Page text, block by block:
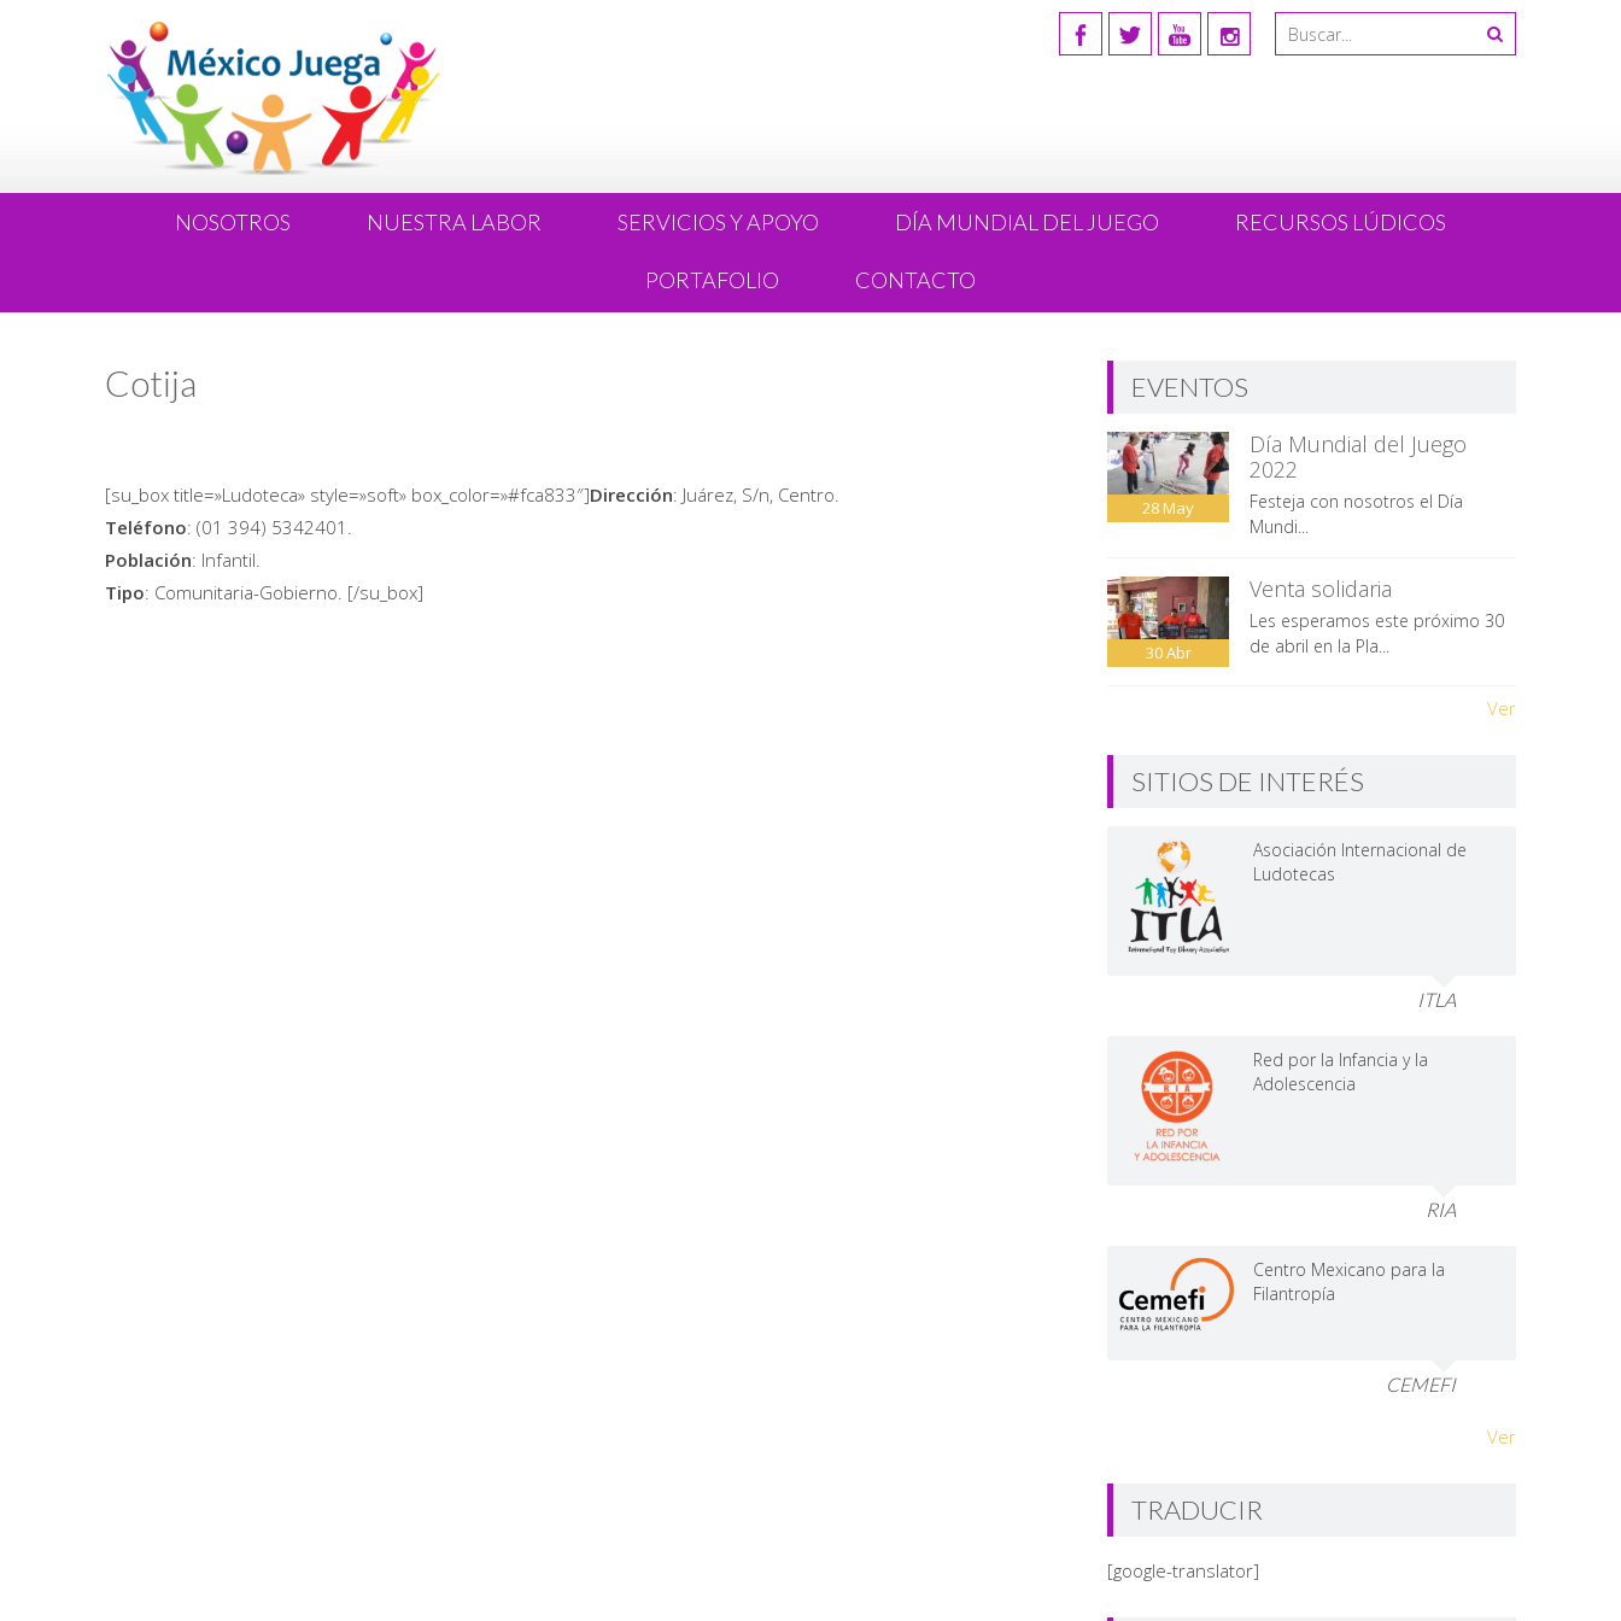
NOSOTROS NUESTRA LABOR SERVICIOS Y APOYO DÍA MUNDIAL DEL JUEGO RECURSOS LÚDICOS
PORTAFOLIO CONTACTO
Cotija
[su_box title=»Ludoteca» style=»soft» box_color=»#fca833″]Dirección: Juárez, S/n, Centro.
Teléfono: (01 394) 5342401.
Población: Infantil.
Tipo: Comunitaria-Gobierno. [/su_box]
EVENTOS
28May
Día Mundial del Juego
2022
Festeja con nosotros el Día
Mundi...
30Abr
Venta solidaria
Les esperamos este próximo 30
de abril en la Pla...
Ver
SITIOS DE INTERÉS
Asociación Internacional de
Ludotecas
ITLA
Red por la Infancia y la
Adolescencia
RIA
Centro Mexicano para la
Filantropía
CEMEFI
Ver
TRADUCIR
[google-translator]